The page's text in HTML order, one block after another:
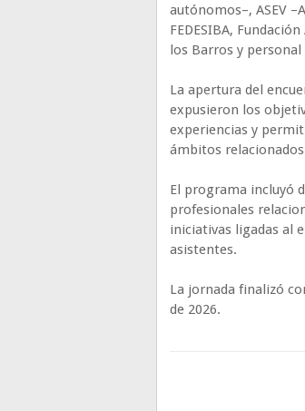
autónomos–, ASEV
FEDESIBA,
los Barros y
La apertura del
expusieron los
experiencias y
ámbitos
El programa incluyó
profesionales
iniciativas ligadas al
asistentes.
La jornada finalizó
de 2026.